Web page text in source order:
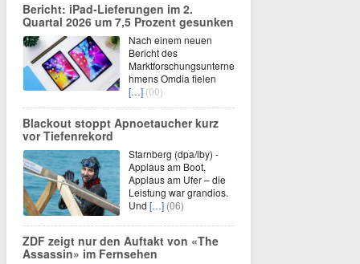
Bericht: iPad-Lieferungen im 2.
Quartal 2026 um 7,5 Prozent gesunken
Nach einem neuen
Bericht des
Marktforschungsunterne
hmens Omdia fielen
[…] (00)
Blackout stoppt Apnoetaucher kurz
vor Tiefenrekord
Starnberg (dpa/lby) -
Applaus am Boot,
Applaus am Ufer – die
Leistung war grandios.
Und […] (06)
ZDF zeigt nur den Auftakt von «The
Assassin» im Fernsehen